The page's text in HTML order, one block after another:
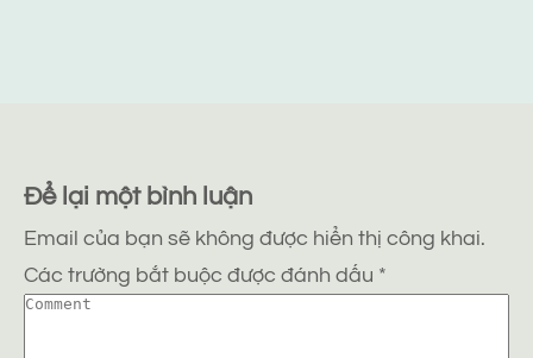
Để lại một bình luận
Email của bạn sẽ không được hiển thị công khai.
Các trường bắt buộc được đánh dấu *